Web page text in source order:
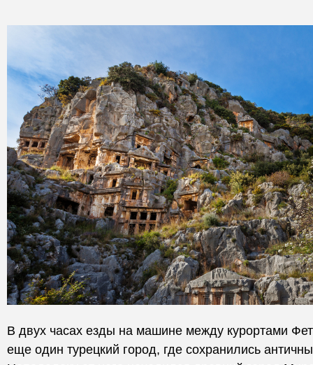
В двух часах езды на машине между курортами
еще один турецкий город, где сохранились